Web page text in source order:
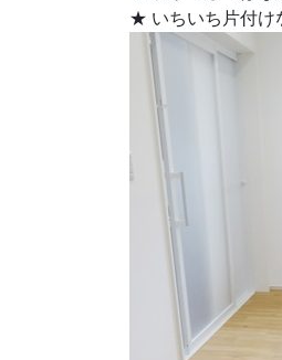
★ いちいち片付け